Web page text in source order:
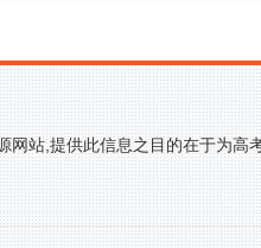
站,提供此信息之目的在于为